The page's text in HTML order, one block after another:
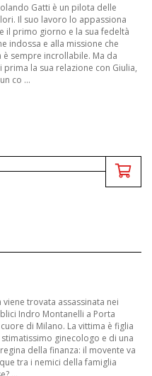
Gatti è un pilota delle
Il suo lavoro lo appassiona
il primo giorno e la sua fedeltà
indossa e alla missione che
sempre incrollabile. Ma da
prima la sua relazione con Giulia,
co ...
viene trovata assassinata nei
Indro Montanelli a Porta
di Milano. La vittima è figlia
ginecologo e di una
della finanza: il movente va
tra i nemici della famiglia